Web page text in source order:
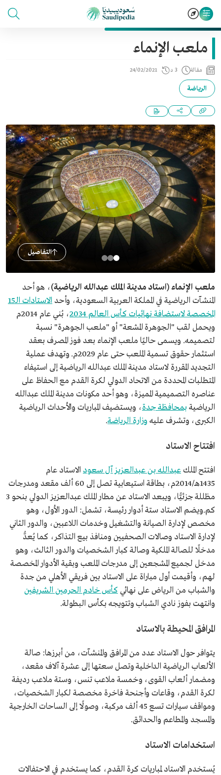
ملعب الإنماء
مقالة 3 د 24/02/2021
الرياضة
التفاصيل
ملعب الإنماء (استاد مدينة الملك عبدالله الرياضية)، هو أحد
المنشآت الرياضية في المملكة العربية السعودية، وأحد
الاستادات الـ15
المخصصة لاستضافة نهائيات كأس العالم 2034
، بُني عام 2014م
ويحمل لقب "الجوهرة المشعة" أو "ملعب الجوهرة" نسبة
لتصميمه. ويسمى حاليًا ملعب الإنماء بعد فوز المصرف بعقد
استثمار حقوق تسمية الملعب حتى عام 2029م. وتهدف عملية
التجديد المقررة لاستاد مدينة الملك عبدالله الرياضية إلى استيفاء
المتطلبات المحددة من الاتحاد الدولي لكرة القدم مع الحفاظ على
عناصره التصميمية المميزة، وهو أحد مكونات مدينة الملك عبدالله
الرياضية بمحافظة جدة، ويستضيف المباريات والأحداث الرياضية
الكبرى، وتشرف عليه وزارة الرياضة.
افتتاح الاستاد
افتتح الملكعبدالله بن عبدالعزيز آل سعود الاستاد عام
1435هـ/2014م، بطاقة استيعابية تصل إلى 60 ألف مقعد ومدرجات
مظللة جزئيًّا، ويبعد الاستاد عن مطار الملك عبدالعزيز الدولي بنحو 3
كم.ويضم الاستاد ستة أدوار رئيسة، تشمل: الدور الأول، وهو
مخصص لإدارة الصيانة والتشغيل وخدمات اللاعبين، والدور الثاني
لإدارة الاستاد وصالات الصحفيين ومنافذ بيع التذاكر، كما يُعدُّ
مدخلًا للصالة الملكية وصالة كبار الشخصيات والدور الثالث، وهو
مدخل لجميع المشجعين إلى مدرجات الملعب وبقية الأدوار المخصصة
لهم، وأقيمت أول مباراة على الاستاد بين فريقي الأهلي من جدة
والشباب من الرياض على نهائي كأس خادم الحرمين الشريفين
وانتهت بفوز نادي الشباب وتتويجه بكأس البطولة.
المرافق المحيطة بالاستاد
يتوافر حول الاستاد عدد من المرافق والمنشآت، من أبرزها: صالة
الألعاب الرياضية الداخلية وتصل سعتها إلى عشرة آلاف مقعد،
ومضمار ألعاب القوى، وخمسة ملاعب تنس، وستة ملاعب رديفة
لكرة القدم، وقاعات وأجنحة فاخرة مخصصة لكبار الشخصيات،
ومواقف سيارات تسع 45 ألف مركبة، وصولًا إلى الساحات الخارجية
والمسجد والمطاعم والحدائق.
استخدامات الاستاد
يُستخدم الاستاد لمباريات كرة القدم، كما يستخدم في الاحتفالات